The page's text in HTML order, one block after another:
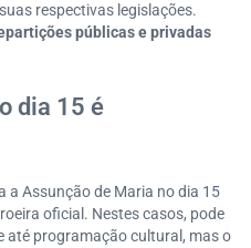
respectivas legislações.
públicas e privadas
dia 15 é
a Assunção de Maria no dia 15
oficial. Nestes casos, pode
até programação cultural, mas o